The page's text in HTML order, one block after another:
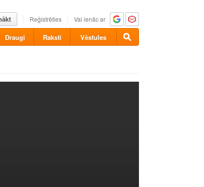
Reģistrēties Vai ienāc ar
Draugi Raksti Vēstules